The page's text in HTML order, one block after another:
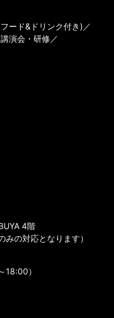
ード&ドリンク付き)
演会・研修
4階
みの対応となります）
18:00）